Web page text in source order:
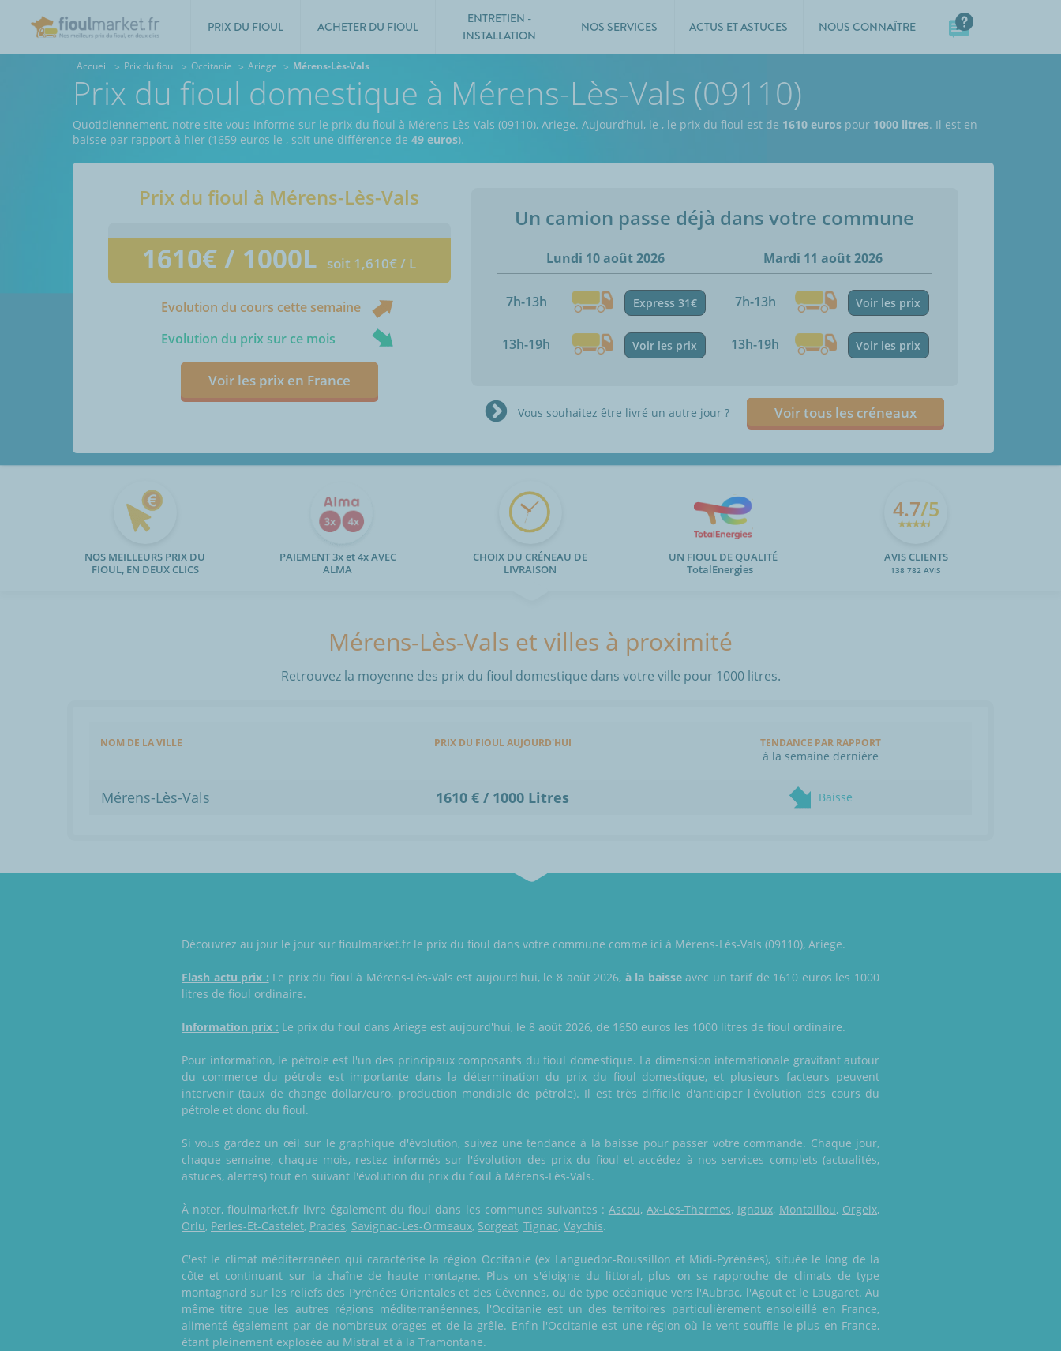
PRIX DU FIOUL ACHETER DU FIOUL
ENTRETIEN -
INSTALLATION
NOS SERVICES ACTUS ET ASTUCES NOUS CONNAÎTRE
Accueil Prix du fioul Occitanie Ariege Mérens-Lès-Vals
Prix du fioul domestique à Mérens-Lès-Vals (09110)
Quotidiennement, notre site vous informe sur le prix du fioul à Mérens-Lès-Vals (09110), Ariege. Aujourd’hui, le , le prix du fioul est de 1610 euros pour 1000 litres. Il est en
baisse par rapport à hier (1659 euros le , soit une différence de 49 euros).
Prix du fioul à Mérens-Lès-Vals
1610€ / 1000L soit 1,610€ / L
Evolution du cours cette semaine
Evolution du prix sur ce mois
Voir les prix en France
Un camion passe déjà dans votre commune
Lundi 10 août 2026
7h-13h Express 31€
13h-19h Voir les prix
Mardi 11 août 2026
7h-13h Voir les prix
13h-19h Voir les prix
Vous souhaitez être livré un autre jour ? Voir tous les créneaux
NOS MEILLEURS PRIX DU
FIOUL, EN DEUX CLICS
PAIEMENT 3x et 4x AVEC
ALMA
CHOIX DU CRÉNEAU DE
LIVRAISON
UN FIOUL DE QUALITÉ
TotalEnergies
4.7/5
AVIS CLIENTS
138 782 AVIS
Mérens-Lès-Vals et villes à proximité
Retrouvez la moyenne des prix du fioul domestique dans votre ville pour 1000 litres.
NOM DE LA VILLE PRIX DU FIOUL AUJOURD'HUI TENDANCE PAR RAPPORT
à la semaine dernière
Mérens-Lès-Vals 1610 € / 1000 Litres Baisse
Découvrez au jour le jour sur fioulmarket.fr le prix du fioul dans votre commune comme ici à Mérens-Lès-Vals (09110), Ariege.
Flash actu prix : Le prix du fioul à Mérens-Lès-Vals est aujourd'hui, le 8 août 2026, à la baisseavec un tarif de 1610 euros les 1000
litres de fioul ordinaire.
Information prix : Le prix du fioul dans Ariege est aujourd'hui, le 8 août 2026, de 1650 euros les 1000 litres de fioul ordinaire.
Pour information, le pétrole est l'un des principaux composants du fioul domestique. La dimension internationale gravitant autour
du commerce du pétrole est importante dans la détermination du prix du fioul domestique, et plusieurs facteurs peuvent
intervenir (taux de change dollar/euro, production mondiale de pétrole). Il est très difficile d'anticiper l'évolution des cours du
pétrole et donc du fioul.
Si vous gardez un œil sur le graphique d'évolution, suivez une tendance à la baisse pour passer votre commande. Chaque jour,
chaque semaine, chaque mois, restez informés sur l'évolution des prix du fioul et accédez à nos services complets (actualités,
astuces, alertes) tout en suivant l'évolution du prix du fioul à Mérens-Lès-Vals.
À noter, fioulmarket.fr livre également du fioul dans les communes suivantes : Ascou, Ax-Les-Thermes, Ignaux, Montaillou, Orgeix,
Orlu, Perles-Et-Castelet, Prades, Savignac-Les-Ormeaux, Sorgeat, Tignac, Vaychis.
C'est le climat méditerranéen qui caractérise la région Occitanie (ex Languedoc-Roussillon et Midi-Pyrénées), située le long de la
côte et continuant sur la chaîne de haute montagne. Plus on s'éloigne du littoral, plus on se rapproche de climats de type
montagnard sur les reliefs des Pyrénées Orientales et des Cévennes, ou de type océanique vers l'Aubrac, l'Agout et le Laugaret. Au
même titre que les autres régions méditerranéennes, l'Occitanie est un des territoires particulièrement ensoleillé en France,
alimenté également par de nombreux orages et de la grêle. Enfin l'Occitanie est une région où le vent souffle le plus en France,
étant pleinement explosée au Mistral et à la Tramontane.